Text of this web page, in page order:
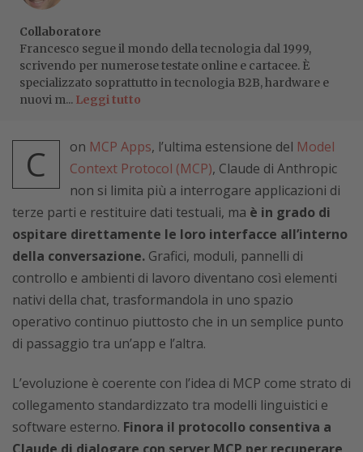
Collaboratore
Francesco segue il mondo della tecnologia dal 1999,
scrivendo per numerose testate online e cartacee. È
specializzato soprattutto in tecnologia B2B, hardware e
nuovi m... Leggi tutto
C on MCP Apps, l’ultima estensione del Model
Context Protocol (MCP), Claude di Anthropic
non si limita più a interrogare applicazioni di
terze parti e restituire dati testuali, ma è in grado di
ospitare direttamente le loro interfacce all’interno
della conversazione. Grafici, moduli, pannelli di
controllo e ambienti di lavoro diventano così elementi
nativi della chat, trasformandola in uno spazio
operativo continuo piuttosto che in un semplice punto
di passaggio tra un’app e l’altra.
L’evoluzione è coerente con l’idea di MCP come strato di
collegamento standardizzato tra modelli linguistici e
software esterno. Finora il protocollo consentiva a